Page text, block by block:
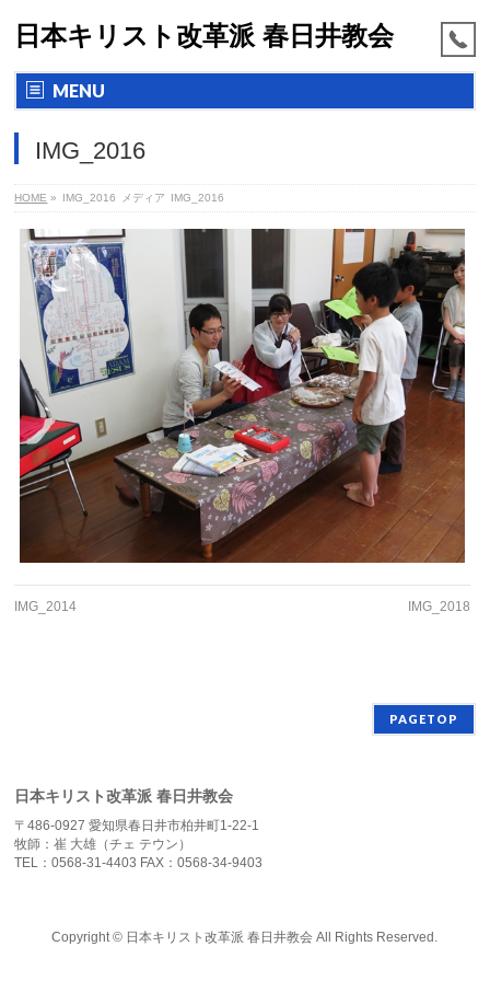
日本キリスト改革派 春日井教会
MENU
IMG_2016
HOME » IMG_2016 メディア IMG_2016
IMG_2014 IMG_2018
PAGETOP
日本キリスト改革派 春日井教会
〒486-0927 愛知県春日井市柏井町1-22-1
牧師：崔 大雄（チェ テウン）
TEL：0568-31-4403 FAX：0568-34-9403
Copyright © 日本キリスト改革派 春日井教会 All Rights Reserved.